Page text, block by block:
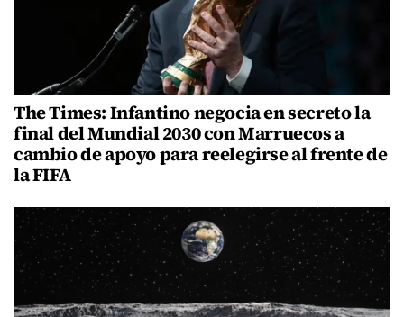
The Times: Infantino negocia en secreto la
final del Mundial 2030 con Marruecos a
cambio de apoyo para reelegirse al frente de
la FIFA